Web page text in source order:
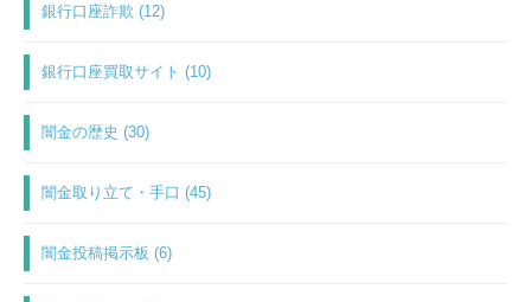
銀行口座詐欺 (12)
銀行口座買取サイト (10)
闇金の歴史 (30)
闇金取り立て・手口 (45)
闇金投稿掲示板 (6)